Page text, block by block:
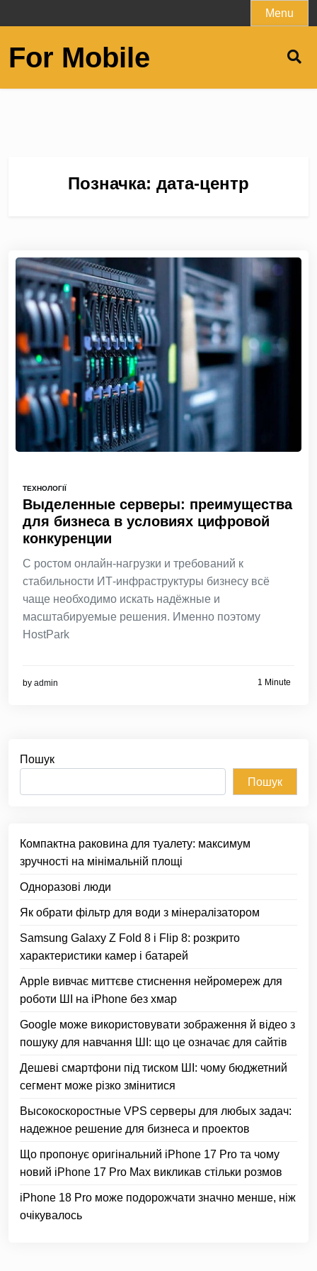
to
Menu
For Mobile
Позначка: дата-центр
ТЕХНОЛОГІЇ
Выделенные серверы: преимущества
для бизнеса в условиях цифровой
конкуренции
С ростом онлайн-нагрузки и требований к
стабильности ИТ-инфраструктуры бизнесу всё
чаще необходимо искать надёжные и
масштабируемые решения. Именно поэтому
HostPark
by admin 1 Minute
Пошук
Пошук
Компактна раковина для туалету: максимум
зручності на мінімальній площі
Одноразові люди
Як обрати фільтр для води з мінералізатором
Samsung Galaxy Z Fold 8 і Flip 8: розкрито
характеристики камер і батарей
Apple вивчає миттєве стиснення нейромереж для
роботи ШІ на iPhone без хмар
Google може використовувати зображення й відео з
пошуку для навчання ШІ: що це означає для сайтів
Дешеві смартфони під тиском ШІ: чому бюджетний
сегмент може різко змінитися
Высокоскоростные VPS серверы для любых задач:
надежное решение для бизнеса и проектов
Що пропонує оригінальний iPhone 17 Pro та чому
новий iPhone 17 Pro Max викликав стільки розмов
iPhone 18 Pro може подорожчати значно менше, ніж
очікувалось